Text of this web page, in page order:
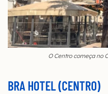
O Centro começa no
BRA HOTEL (CENTRO)